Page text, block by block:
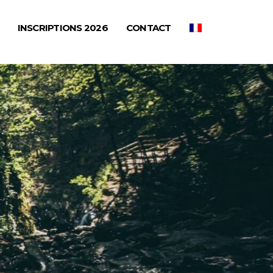
INSCRIPTIONS 2026 CONTACT